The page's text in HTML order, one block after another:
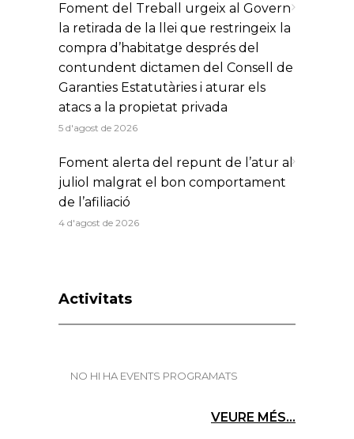
Foment del Treball urgeix al Govern
la retirada de la llei que restringeix la
compra d’habitatge després del
contundent dictamen del Consell de
Garanties Estatutàries i aturar els
atacs a la propietat privada
5 d'agost de 2026
Foment alerta del repunt de l’atur al
juliol malgrat el bon comportament
de l’afiliació
4 d'agost de 2026
Activitats
NO HI HA EVENTS PROGRAMATS
VEURE MÉS...